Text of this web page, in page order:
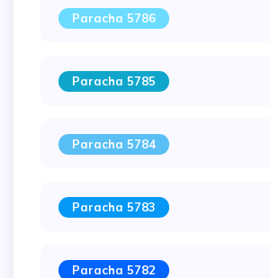
Paracha 5786
Paracha 5785
Paracha 5784
Paracha 5783
Paracha 5782